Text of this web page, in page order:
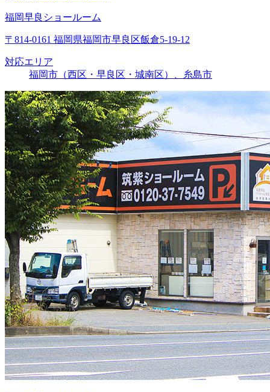
福岡早良ショールーム
〒814-0161 福岡県福岡市早良区飯倉5-19-12
対応エリア
福岡市（西区・早良区・城南区）、糸島市